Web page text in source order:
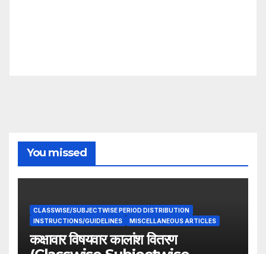
You missed
CLASSWISE/SUBJECTWISE PERIOD DISTRIBUTION
INSTRUCTIONS/GUIDELINES
MISCELLANEOUS ARTICLES
कक्षावार विषयवार कालांश वितरण